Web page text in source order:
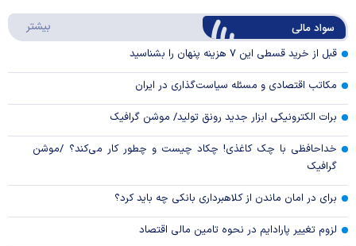
Video
سواد مالی بیشتر
قبل از خرید قسطی این ۷ هزینه پنهان را بشناسید
مکاتب اقتصادی و مسئله سیاست‌گذاری در ایران
برات الکترونیکی ابزار جدید رونق تولید/ موشن گرافیک
خداحافظی با چک کاغذی! چکاد چیست و چطور کار می‌کند؟ /موشن
گرافیک
برای در امان ماندن از کلاهبرداری بانکی چه باید کرد؟
لزوم تغییر پارادایم در نحوه تامین مالی اقتصاد